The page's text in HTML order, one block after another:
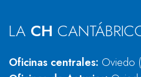
LA CH
Oficinas centrales: Oviedo